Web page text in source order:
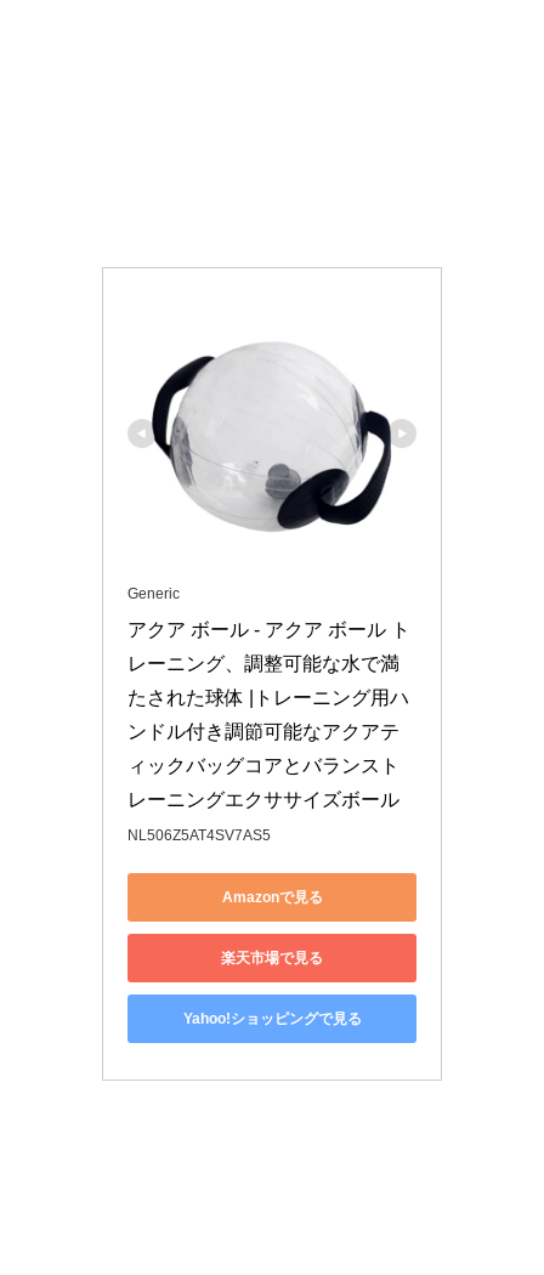
Generic
アクア ボール - アクア ボール ト
レーニング、調整可能な水で満
たされた球体 |トレーニング用ハ
ンドル付き調節可能なアクアテ
ィックバッグコアとバランスト
レーニングエクササイズボール
NL506Z5AT4SV7AS5
Amazonで見る
楽天市場で見る
Yahoo!ショッピングで見る